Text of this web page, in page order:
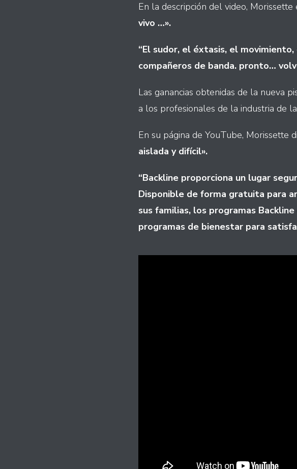
En la descripción del video, Morissette
vivo …».
“El sudor, el éxtasis, el
compañeros de banda. pronto…
Las ganancias obtenidas de la nueva
a los profesionales de la industria de
En su página de YouTube, Morissette
aislada y difícil».
“Backline proporciona un lugar
Disponible de forma gratuita para
sus familias, los programas
programas de bienestar para